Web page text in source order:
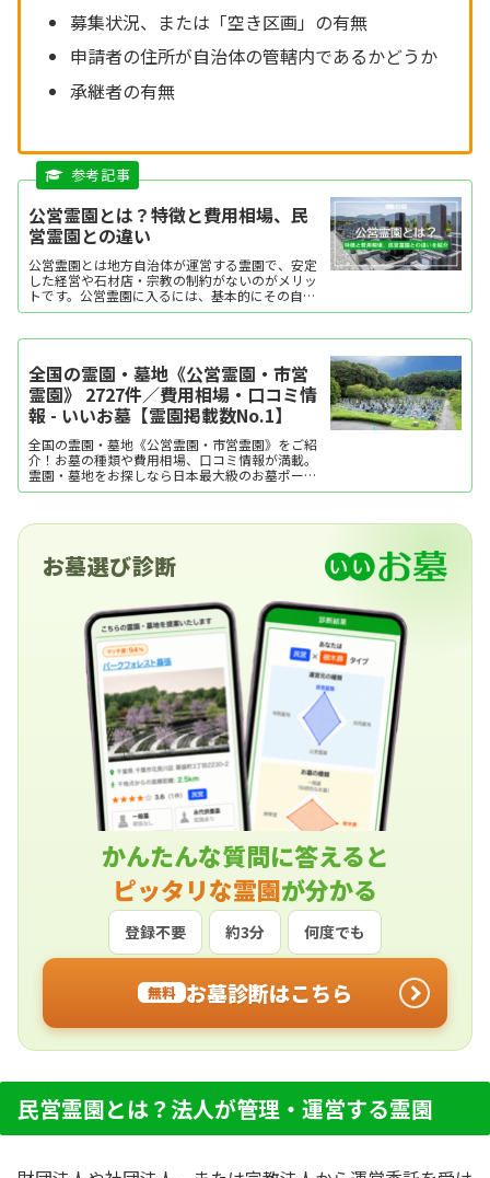
募集状況、または「空き区画」の有無
申請者の住所が自治体の管轄内であるかどうか
承継者の有無
公営霊園とは？特徴と費用相場、民
営霊園との違い
公営霊園とは地方自治体が運営する霊園で、安定
した経営や石材店・宗教の制約がないのがメリッ
トです。公営霊園に入るには、基本的にその自治
体に住んでいなければなりません。
全国の霊園・墓地《公営霊園・市営
霊園》 2727件／費用相場・口コミ情
報 - いいお墓【霊園掲載数No.1】
全国の霊園・墓地《公営霊園・市営霊園》をご紹
介！お墓の種類や費用相場、口コミ情報が満載。
霊園・墓地をお探しなら日本最大級のお墓ポータ
ルサイト「いいお墓」にお任せください。資料請
ポイント、石材店の選び方など、お墓探しに役立
お墓選び診断
かんたんな質問に答えると
ピッタリな霊園が分かる
登録不要 約3分 何度でも
無料 お墓診断はこちら
民営霊園とは？法人が管理・運営する霊園